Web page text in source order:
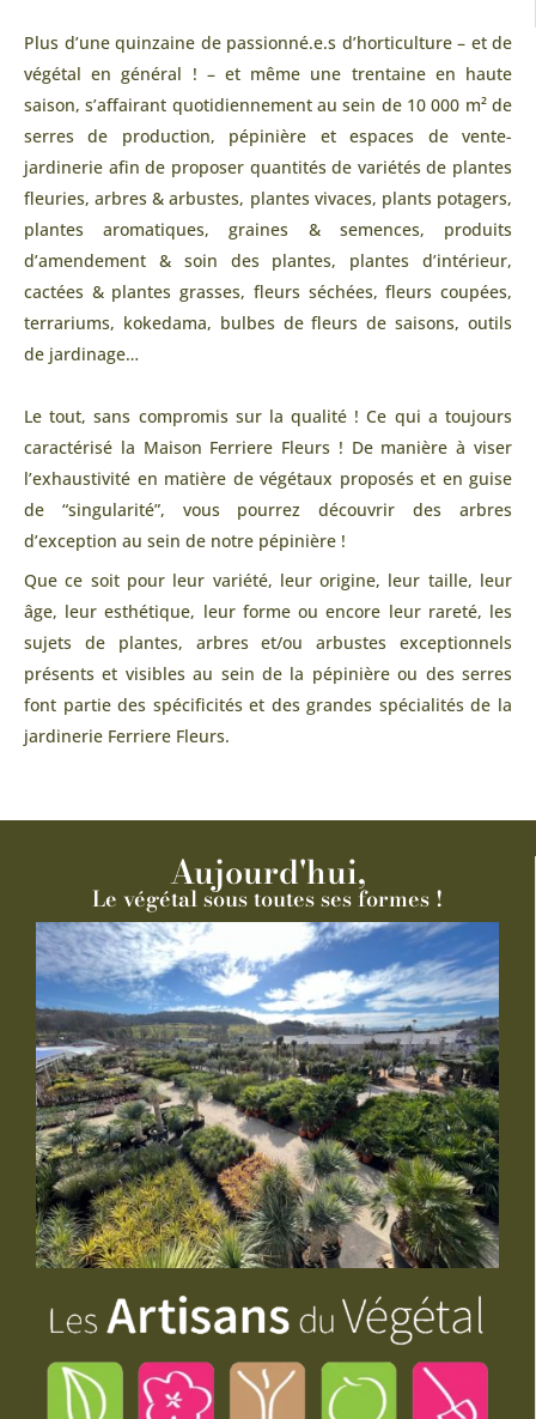
Plus d’une quinzaine de passionné.e.s d’horticulture – et de
végétal en général ! – et même une trentaine en haute
saison, s’affairant quotidiennement au sein de 10 000 m² de
serres de production, pépinière et espaces de vente-
jardinerie afin de proposer quantités de variétés de plantes
fleuries, arbres & arbustes, plantes vivaces, plants potagers,
plantes aromatiques, graines & semences, produits
d’amendement & soin des plantes, plantes d’intérieur,
cactées & plantes grasses, fleurs séchées, fleurs coupées,
terrariums, kokedama, bulbes de fleurs de saisons, outils
de jardinage…
Le tout, sans compromis sur la qualité ! Ce qui a toujours
caractérisé la Maison Ferriere Fleurs ! De manière à viser
l’exhaustivité en matière de végétaux proposés et en guise
de “singularité”, vous pourrez découvrir des arbres
d’exception au sein de notre pépinière !
Que ce soit pour leur variété, leur origine, leur taille, leur
âge, leur esthétique, leur forme ou encore leur rareté, les
sujets de plantes, arbres et/ou arbustes exceptionnels
présents et visibles au sein de la pépinière ou des serres
font partie des spécificités et des grandes spécialités de la
jardinerie Ferriere Fleurs.
Aujourd'hui,
Le végétal sous toutes ses formes !